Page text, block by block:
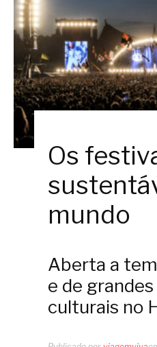
Os
mundo
Aberta a
e de
culturais no